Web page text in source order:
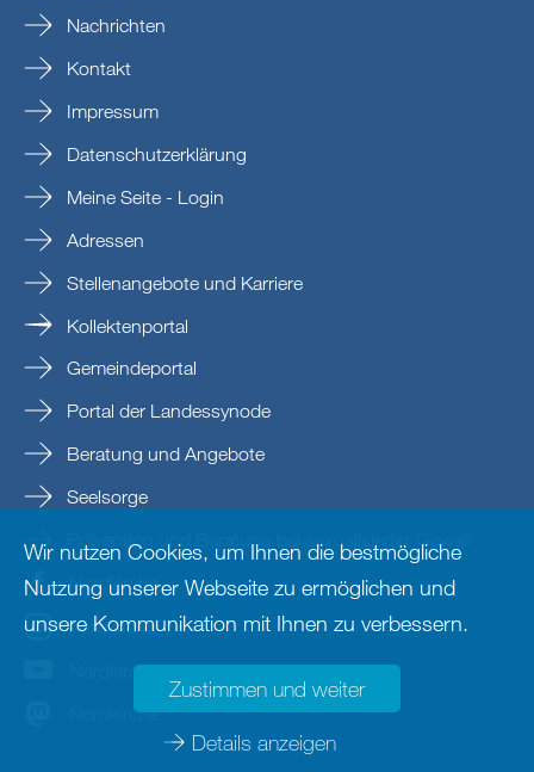
Nachrichten
Kontakt
Impressum
Datenschutzerklärung
Meine Seite - Login
Adressen
Stellenangebote und Karriere
Kollektenportal
Gemeindeportal
Portal der Landessynode
Beratung und Angebote
Seelsorge
Prävention und Beratung bei sexualisierter Gewalt
Nordkirche
nordkirche
Nordkirche
Nordkirche
Wir nutzen Cookies, um Ihnen die bestmögliche
Nutzung unserer Webseite zu ermöglichen und
unsere Kommunikation mit Ihnen zu verbessern.
Zustimmen und weiter
Details anzeigen